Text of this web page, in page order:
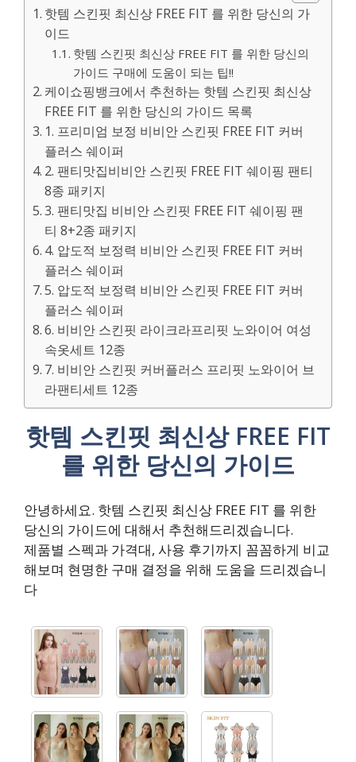
핫템 스킨핏 최신상 FREE FIT 를 위한 당신의 가
이드
핫템 스킨핏 최신상 FREE FIT 를 위한 당신의
가이드 구매에 도움이 되는 팁!!
케이쇼핑뱅크에서 추천하는 핫템 스킨핏 최신상
FREE FIT 를 위한 당신의 가이드 목록
1. 프리미엄 보정 비비안 스킨핏 FREE FIT 커버
플러스 쉐이퍼
2. 팬티맛집비비안 스킨핏 FREE FIT 쉐이핑 팬티
8종 패키지
3. 팬티맛집 비비안 스킨핏 FREE FIT 쉐이핑 팬
티 8+2종 패키지
4. 압도적 보정력 비비안 스킨핏 FREE FIT 커버
플러스 쉐이퍼
5. 압도적 보정력 비비안 스킨핏 FREE FIT 커버
플러스 쉐이퍼
6. 비비안 스킨핏 라이크라프리핏 노와이어 여성
속옷세트 12종
7. 비비안 스킨핏 커버플러스 프리핏 노와이어 브
라팬티세트 12종
핫템 스킨핏 최신상 FREE FIT
를 위한 당신의 가이드
안녕하세요. 핫템 스킨핏 최신상 FREE FIT 를 위한
당신의 가이드에 대해서 추천해드리겠습니다.
제품별 스펙과 가격대, 사용 후기까지 꼼꼼하게 비교
해보며 현명한 구매 결정을 위해 도움을 드리겠습니
다